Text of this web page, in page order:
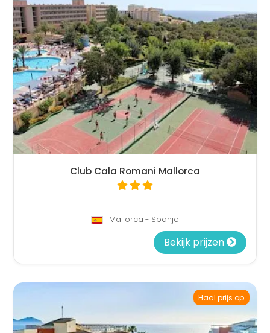
Club Cala Romani Mallorca
Mallorca - Spanje
Bekijk prijzen
Haal prijs op